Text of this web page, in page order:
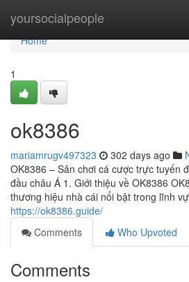
yoursocialpeople
Home
Home
1
ok8386
mariamrugv497323 302 days ago
OK8386 – Sân chơi cá cược trực tuyến
đầu châu Á 1. Giới thiệu về OK8386
thương hiệu nhà cái nổi bật trong lĩnh
https://ok8386.guide/
Comments
Who Upvoted
Comments